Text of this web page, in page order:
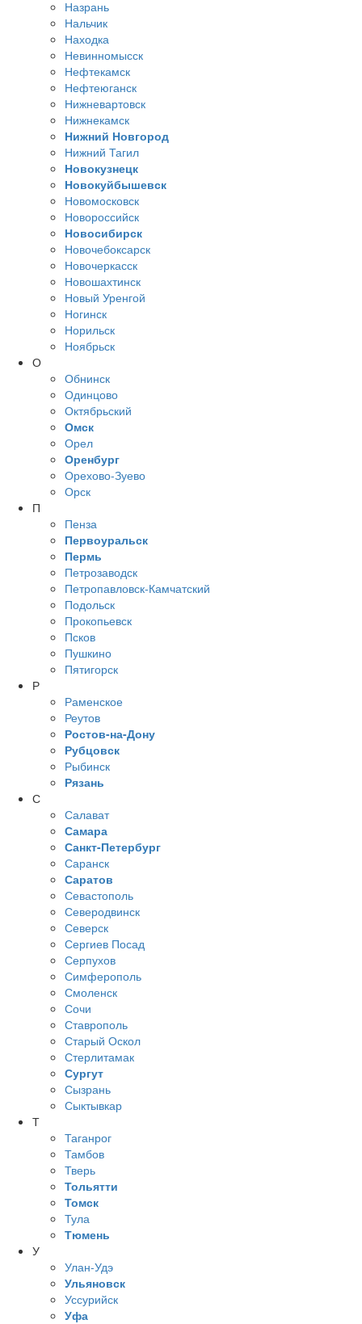
Назрань
Нальчик
Находка
Невинномысск
Нефтекамск
Нефтеюганск
Нижневартовск
Нижнекамск
Нижний Новгород
Нижний Тагил
Новокузнецк
Новокуйбышевск
Новомосковск
Новороссийск
Новосибирск
Новочебоксарск
Новочеркасск
Новошахтинск
Новый Уренгой
Ногинск
Норильск
Ноябрьск
О
Обнинск
Одинцово
Октябрьский
Омск
Орел
Оренбург
Орехово-Зуево
Орск
П
Пенза
Первоуральск
Пермь
Петрозаводск
Петропавловск-Камчатский
Подольск
Прокопьевск
Псков
Пушкино
Пятигорск
Р
Раменское
Реутов
Ростов-на-Дону
Рубцовск
Рыбинск
Рязань
С
Салават
Самара
Санкт-Петербург
Саранск
Саратов
Севастополь
Северодвинск
Северск
Сергиев Посад
Серпухов
Симферополь
Смоленск
Сочи
Ставрополь
Старый Оскол
Стерлитамак
Сургут
Сызрань
Сыктывкар
Т
Таганрог
Тамбов
Тверь
Тольятти
Томск
Тула
Тюмень
У
Улан-Удэ
Ульяновск
Уссурийск
Уфа